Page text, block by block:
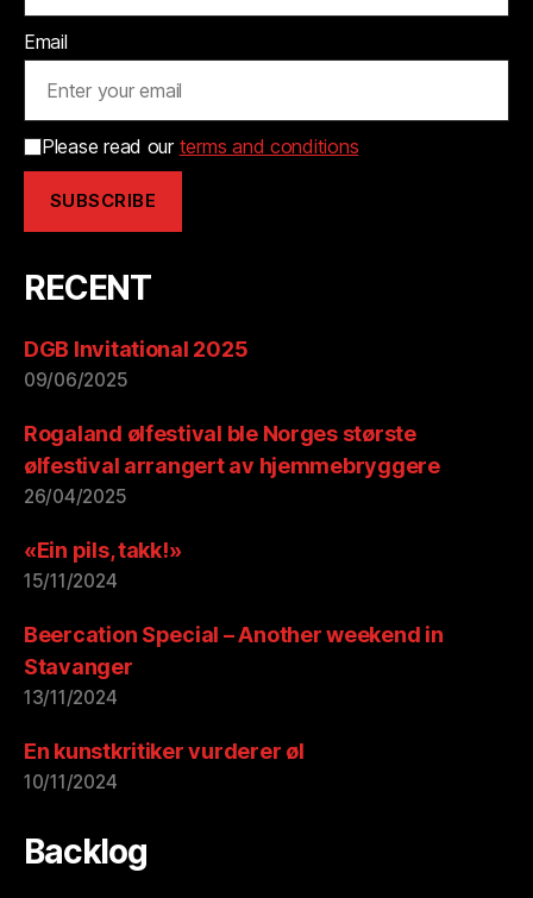
Email
Please read our terms and conditions
RECENT
DGB Invitational 2025
09/06/2025
Rogaland ølfestival ble Norges største
ølfestival arrangert av hjemmebryggere
26/04/2025
«Ein pils, takk!»
15/11/2024
Beercation Special – Another weekend in
Stavanger
13/11/2024
En kunstkritiker vurderer øl
10/11/2024
Backlog